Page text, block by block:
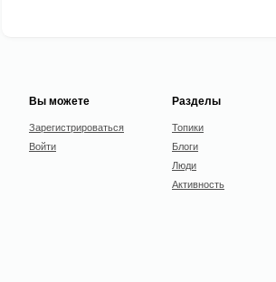
Вы можете
Зарегистрироваться
Войти
Разделы
Топики
Блоги
Люди
Активность